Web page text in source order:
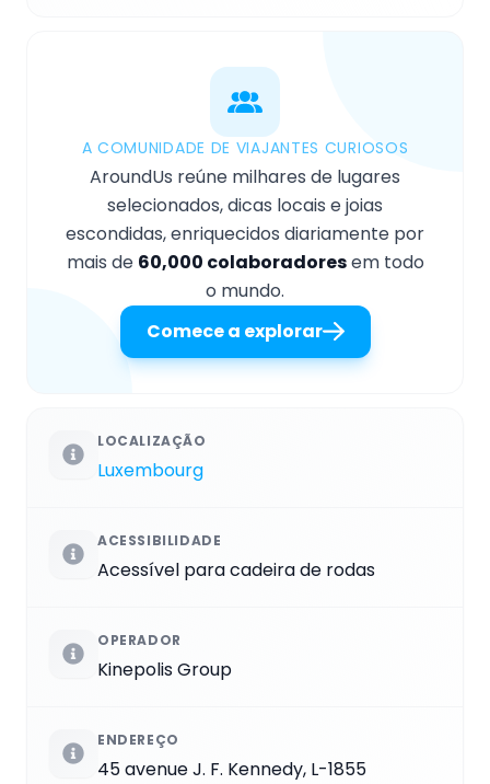
A COMUNIDADE DE VIAJANTES CURIOSOS
AroundUs reúne milhares de lugares
selecionados, dicas locais e joias
escondidas, enriquecidos diariamente por
mais de 60,000 colaboradoresem todo
o mundo.
Comece a explorar
LOCALIZAÇÃO
Luxembourg
ACESSIBILIDADE
Acessível para cadeira de rodas
OPERADOR
Kinepolis Group
ENDEREÇO
45 avenue J. F. Kennedy, L-1855